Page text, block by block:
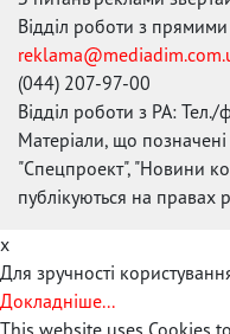
Відділ роботи з
(044) 207-97-00
Відділ роботи з РА:
Матеріали, що
"Спецпроект", "Новини
публікуються на правах
x
Для зручності
Докладніше...